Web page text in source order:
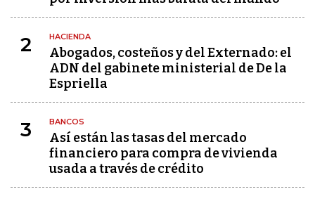
2 HACIENDA
Abogados, costeños y del Externado: el
ADN del gabinete ministerial de De la
Espriella
3 BANCOS
Así están las tasas del mercado
financiero para compra de vivienda
usada a través de crédito